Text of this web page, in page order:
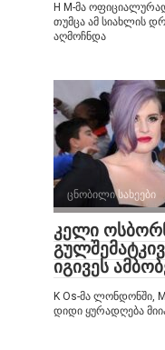
H M-მა
თუმცა ამ სიახლის
აღმოჩნდა
ცნობილი სახეები
კელი
იგივეს
K Os-მა ლონდონში,
დიდი ყურადღება